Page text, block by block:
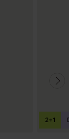
2+1